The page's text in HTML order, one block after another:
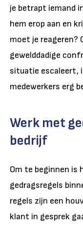
je betrapt iemand
hem erop aan en
moet je reageren?
gewelddadige
situatie escaleert,
medewerkers erg
Werk met
bedrijf
Om te beginnen is
gedragsregels
regels zijn een
klant in gesprek